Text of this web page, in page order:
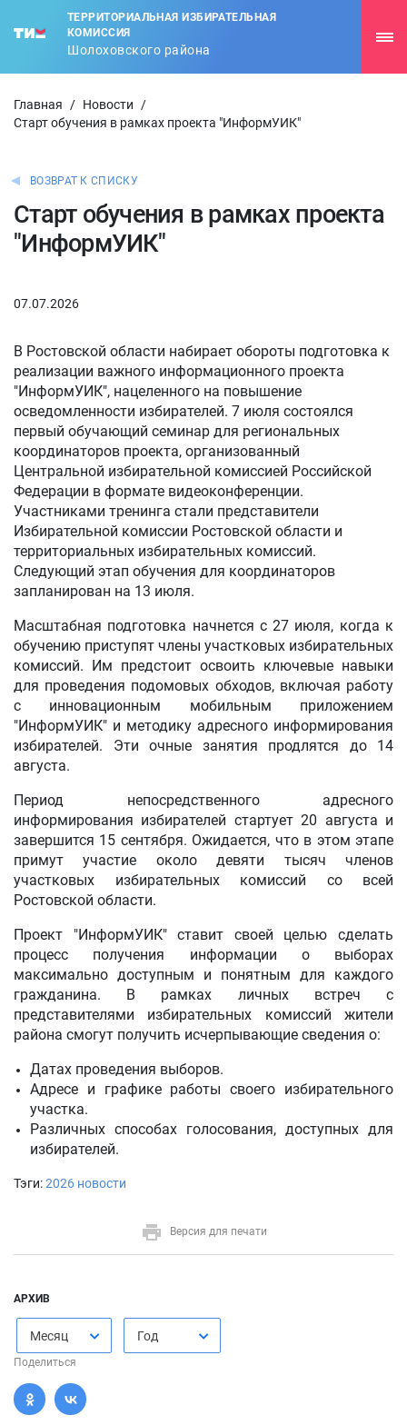
ТЕРРИТОРИАЛЬНАЯ ИЗБИРАТЕЛЬНАЯ
КОМИССИЯ
Шолоховского района
Главная / Новости
/
Старт обучения в рамках проекта "ИнформУИК"
ВОЗВРАТ К СПИСКУ
Старт обучения в рамках проекта
"ИнформУИК"
07.07.2026
В Ростовской области набирает обороты подготовка к
реализации важного информационного проекта
"ИнформУИК", нацеленного на повышение
осведомленности избирателей. 7 июля состоялся
первый обучающий семинар для региональных
координаторов проекта, организованный
Центральной избирательной комиссией Российской
Федерации в формате видеоконференции.
Участниками тренинга стали представители
Избирательной комиссии Ростовской области и
территориальных избирательных комиссий.
Следующий этап обучения для координаторов
запланирован на 13 июля.
Масштабная подготовка начнется с 27 июля, когда к
обучению приступят члены участковых избирательных
комиссий. Им предстоит освоить ключевые навыки
для проведения подомовых обходов, включая работу
с инновационным мобильным приложением
"ИнформУИК" и методику адресного информирования
избирателей. Эти очные занятия продлятся до 14
августа.
Период непосредственного адресного
информирования избирателей стартует 20 августа и
завершится 15 сентября. Ожидается, что в этом этапе
примут участие около девяти тысяч членов
участковых избирательных комиссий со всей
Ростовской области.
Проект "ИнформУИК" ставит своей целью сделать
процесс получения информации о выборах
максимально доступным и понятным для каждого
гражданина. В рамках личных встреч с
представителями избирательных комиссий жители
района смогут получить исчерпывающие сведения о:
Датах проведения выборов.
Адресе и графике работы своего избирательного
участка.
Различных способах голосования, доступных для
избирателей.
Тэги:2026 новости
Версия для печати
АРХИВ
Месяц Год
Поделиться